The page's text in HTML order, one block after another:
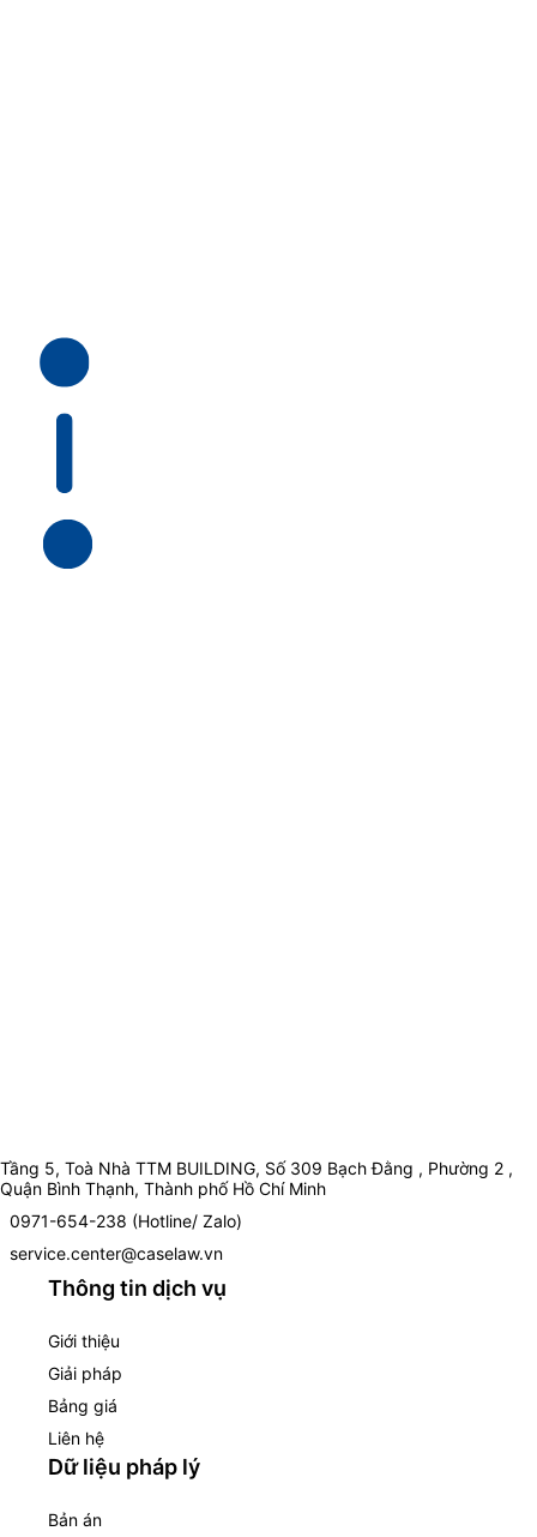
Tầng 5, Toà Nhà TTM BUILDING, Số 309 Bạch Đằng , Phường 2 ,
Quận Bình Thạnh, Thành phố Hồ Chí Minh
0971-654-238 (Hotline/ Zalo)
service.center@caselaw.vn
Thông tin dịch vụ
Giới thiệu
Giải pháp
Bảng giá
Liên hệ
Dữ liệu pháp lý
Bản án